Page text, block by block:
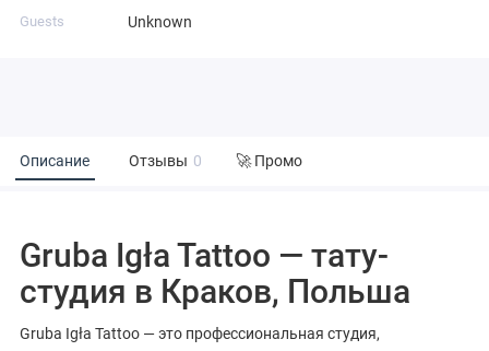
Guests Unknown
Описание Отзывы 0 🚀 Промо
Gruba Igła Tattoo — тату-
студия в Краков, Польша
Gruba Igła Tattoo — это профессиональная студия,